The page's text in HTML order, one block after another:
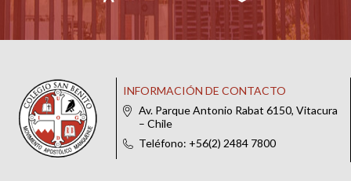
INFORMACIÓN DE CONTACTO
Av. Parque Antonio Rabat 6150, Vitacura
– Chile
Teléfono: +56(2) 2484 7800